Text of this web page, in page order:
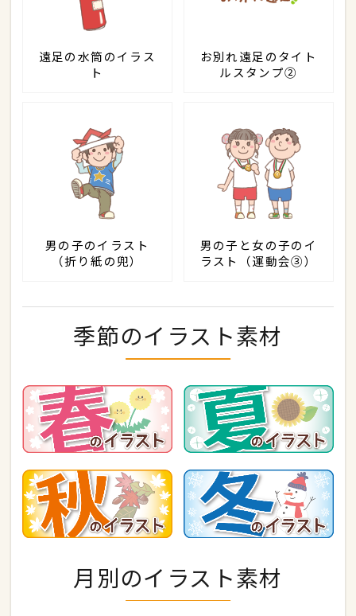
遠足の水筒のイラス
ト
お別れ遠足のタイト
ルスタンプ②
男の子のイラスト
（折り紙の兜）
男の子と女の子のイ
ラスト（運動会③）
季節のイラスト素材
月別のイラスト素材